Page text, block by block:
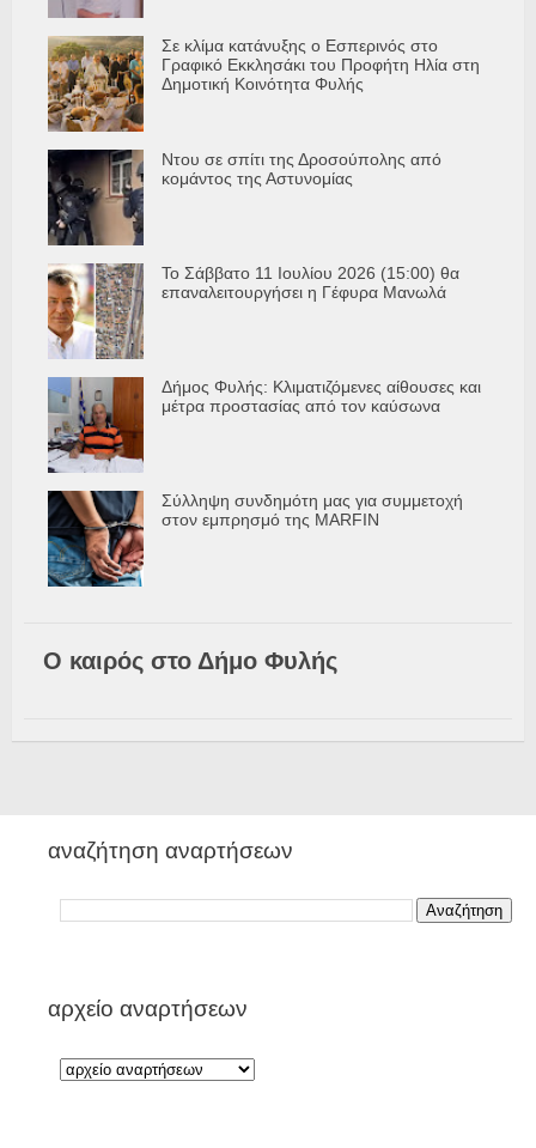
Σε κλίμα κατάνυξης ο Εσπερινός στο
Γραφικό Εκκλησάκι του Προφήτη Ηλία στη
Δημοτική Κοινότητα Φυλής
Ντου σε σπίτι της Δροσούπολης από
κομάντος της Αστυνομίας
Το Σάββατο 11 Ιουλίου 2026 (15:00) θα
επαναλειτουργήσει η Γέφυρα Μανωλά
Δήμος Φυλής: Κλιματιζόμενες αίθουσες και
μέτρα προστασίας από τον καύσωνα
Σύλληψη συνδημότη μας για συμμετοχή
στον εμπρησμό της MARFIN
Ο καιρός στο Δήμο Φυλής
αναζήτηση αναρτήσεων
αρχείο αναρτήσεων